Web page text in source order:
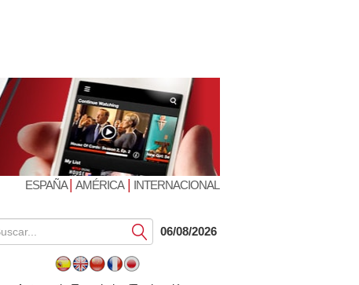
ESPAÑA| AMÉRICA| INTERNACIONAL
Submit06/08/2026